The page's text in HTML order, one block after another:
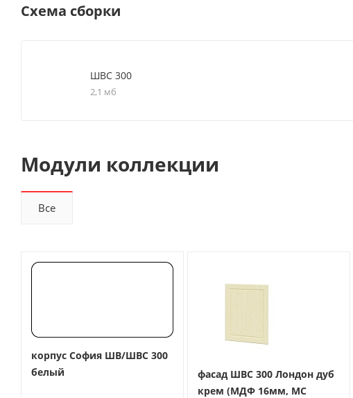
Схема сборки
ШВС 300
2,1 мб
Модули коллекции
Все
корпус София ШВ/ШВС 300
белый
фасад ШВС 300 Лондон дуб
крем (МДФ 16мм, МС